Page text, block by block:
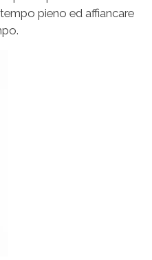
pieno ed affiancare